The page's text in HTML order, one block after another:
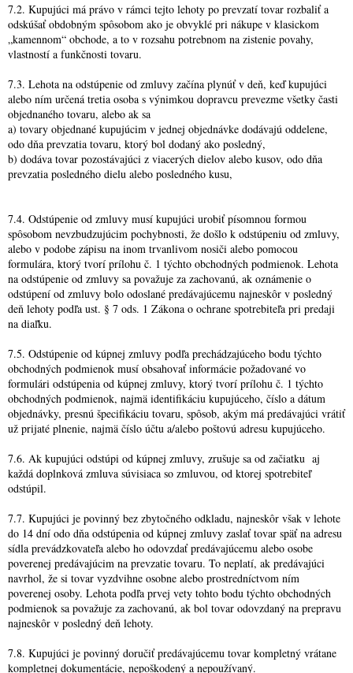
7.2. Kupujúci má právo v rámci tejto lehoty po prevzatí tovar rozbaliť a
odskúšať obdobným spôsobom ako je obvyklé pri nákupe v klasickom
„kamennom“ obchode, a to v rozsahu potrebnom na zistenie povahy,
vlastností a funkčnosti tovaru.
7.3. Lehota na odstúpenie od zmluvy začína plynúť v deň, keď kupujúci
alebo ním určená tretia osoba s výnimkou dopravcu prevezme všetky časti
objednaného tovaru, alebo ak sa
a) tovary objednané kupujúcim v jednej objednávke dodávajú oddelene,
odo dňa prevzatia tovaru, ktorý bol dodaný ako posledný,
b) dodáva tovar pozostávajúci z viacerých dielov alebo kusov, odo dňa
prevzatia posledného dielu alebo posledného kusu,
7.4. Odstúpenie od zmluvy musí kupujúci urobiť písomnou formou
spôsobom nevzbudzujúcim pochybnosti, že došlo k odstúpeniu od zmluvy,
alebo v podobe zápisu na inom trvanlivom nosiči alebo pomocou
formulára, ktorý tvorí prílohu č. 1 týchto obchodných podmienok. Lehota
na odstúpenie od zmluvy sa považuje za zachovanú, ak oznámenie o
odstúpení od zmluvy bolo odoslané predávajúcemu najneskôr v posledný
deň lehoty podľa ust. § 7 ods. 1 Zákona o ochrane spotrebiteľa pri predaji
na diaľku.
7.5. Odstúpenie od kúpnej zmluvy podľa prechádzajúceho bodu týchto
obchodných podmienok musí obsahovať informácie požadované vo
formulári odstúpenia od kúpnej zmluvy, ktorý tvorí prílohu č. 1 týchto
obchodných podmienok, najmä identifikáciu kupujúceho, číslo a dátum
objednávky, presnú špecifikáciu tovaru, spôsob, akým má predávajúci vrátiť
už prijaté plnenie, najmä číslo účtu a/alebo poštovú adresu kupujúceho.
7.6. Ak kupujúci odstúpi od kúpnej zmluvy, zrušuje sa od začiatku aj
každá doplnková zmluva súvisiaca so zmluvou, od ktorej spotrebiteľ
odstúpil.
7.7. Kupujúci je povinný bez zbytočného odkladu, najneskôr však v lehote
do 14 dní odo dňa odstúpenia od kúpnej zmluvy zaslať tovar späť na adresu
sídla prevádzkovateľa alebo ho odovzdať predávajúcemu alebo osobe
poverenej predávajúcim na prevzatie tovaru. To neplatí, ak predávajúci
navrhol, že si tovar vyzdvihne osobne alebo prostredníctvom ním
poverenej osoby. Lehota podľa prvej vety tohto bodu týchto obchodných
podmienok sa považuje za zachovanú, ak bol tovar odovzdaný na prepravu
najneskôr v posledný deň lehoty.
7.8. Kupujúci je povinný doručiť predávajúcemu tovar kompletný vrátane
kompletnej dokumentácie, nepoškodený a nepoužívaný.